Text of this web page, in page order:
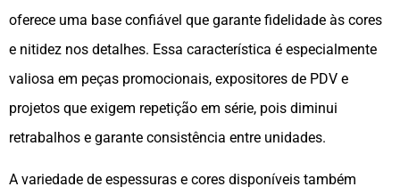
oferece uma base confiável que garante fidelidade às cores
e nitidez nos detalhes. Essa característica é especialmente
valiosa em peças promocionais, expositores de PDV e
projetos que exigem repetição em série, pois diminui
retrabalhos e garante consistência entre unidades.
A variedade de espessuras e cores disponíveis também